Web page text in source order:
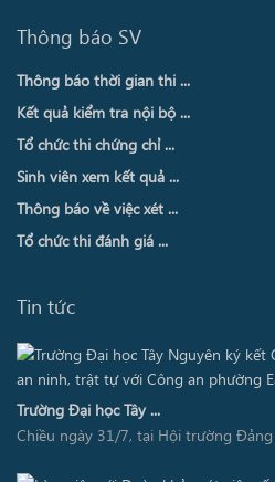
Thông báo SV
Thông báo thời gian thi ...
Kết quả kiểm tra nội bộ ...
Tổ chức thi chứng chỉ ...
Sinh viên xem kết quả ...
Thông báo về việc xét ...
Tổ chức thi đánh giá ...
Tin tức
Trường Đại học Tây ...
Chiều ngày 31/7, tại Hội trường